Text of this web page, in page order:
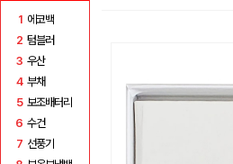
1 에코백
2 텀블러
3 우산
4 부채
5 보조배터리
6 수건
7 선풍기